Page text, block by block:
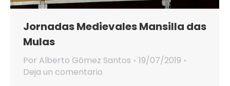
Jornadas Medievales Mansilla das
Mulas
Por Alberto Gómez Santos
19/07/2019
Deja un comentario